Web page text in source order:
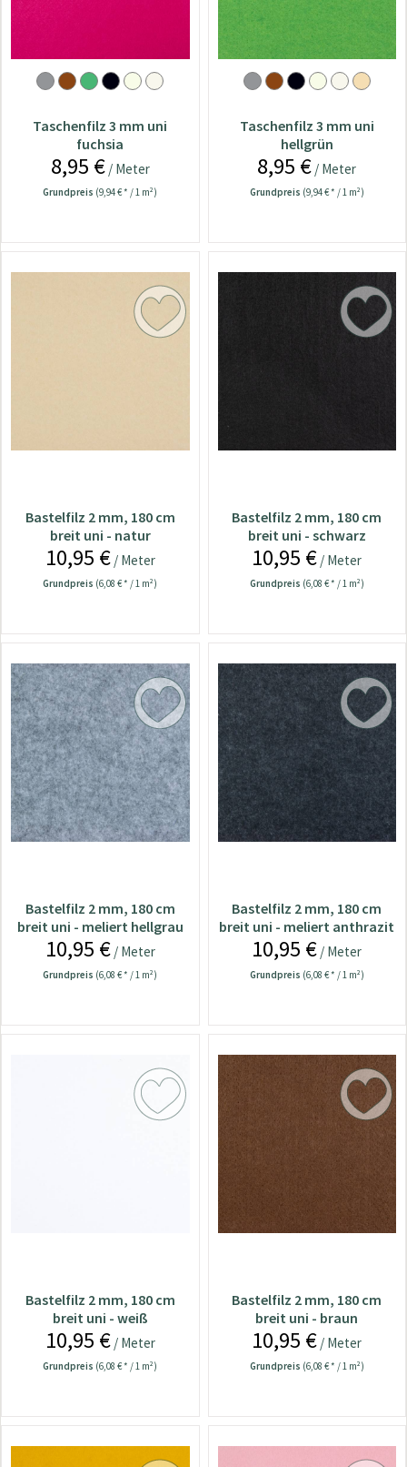
Taschenfilz 3 mm uni
fuchsia
8,95 €/ Meter
Grundpreis (9,94 € * / 1 m²)
Taschenfilz 3 mm uni
hellgrün
8,95 € / Meter
Grundpreis (9,94 € * / 1 m²)
Bastelfilz 2 mm, 180 cm
breit uni - natur
10,95 €/ Meter
Grundpreis (6,08 € * / 1 m²)
Bastelfilz 2 mm, 180 cm
breit uni - schwarz
10,95 € / Meter
Grundpreis (6,08 € * / 1 m²)
Bastelfilz 2 mm, 180 cm
breit uni - meliert hellgrau
10,95 €/ Meter
Grundpreis (6,08 € * / 1 m²)
Bastelfilz 2 mm, 180 cm
breit uni - meliert anthrazit
10,95 € / Meter
Grundpreis (6,08 € * / 1 m²)
Bastelfilz 2 mm, 180 cm
breit uni - weiß
10,95 €/ Meter
Grundpreis (6,08 € * / 1 m²)
Bastelfilz 2 mm, 180 cm
breit uni - braun
10,95 € / Meter
Grundpreis (6,08 € * / 1 m²)